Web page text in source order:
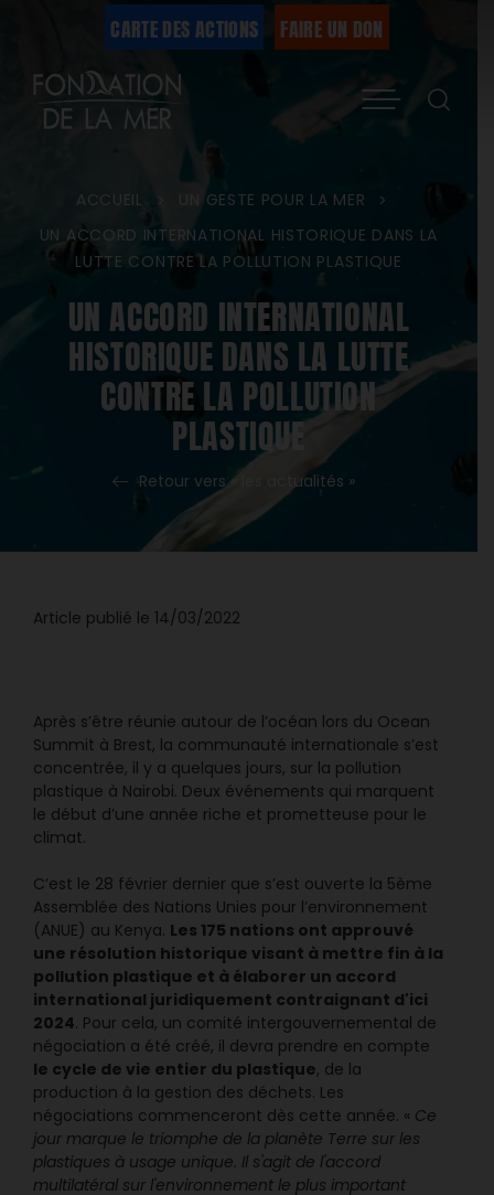
CARTE DES ACTIONS FAIRE UN DON
ACCUEIL > UN GESTE POUR LA MER
>
UN ACCORD INTERNATIONAL HISTORIQUE DANS LA
LUTTE CONTRE LA POLLUTION PLASTIQUE
UN ACCORD INTERNATIONAL
HISTORIQUE DANS LA LUTTE
CONTRE LA POLLUTION
PLASTIQUE
Retour vers « les actualités »
Article publié le 14/03/2022
Après s’être réunie autour de l’océan lors du Ocean
Summit à Brest, la communauté internationale s’est
concentrée, il y a quelques jours, sur la pollution
plastique à Nairobi. Deux événements qui marquent
le début d’une année riche et prometteuse pour le
climat.
C’est le 28 février dernier que s’est ouverte la 5ème
Assemblée des Nations Unies pour l’environnement
(ANUE) au Kenya. Les 175 nations ont approuvé
une résolution historique visant à mettre fin à la
pollution plastique et à élaborer un accord
international juridiquement contraignant d'ici
2024. Pour cela, un comité intergouvernemental de
négociation a été créé, il devra prendre en compte
le cycle de vie entier du plastique, de la
production à la gestion des déchets. Les
négociations commenceront dès cette année. « Ce
jour marque le triomphe de la planète Terre sur les
plastiques à usage unique. Il s'agit de l'accord
multilatéral sur l'environnement le plus important